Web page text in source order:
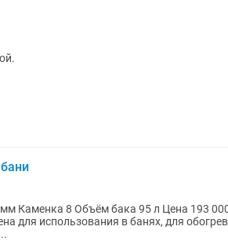
для использования в банях, для